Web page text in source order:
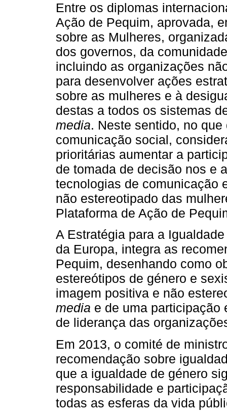
Entre os diplomas
Ação de Pequim, aprovada,
sobre as Mulheres,
dos governos, da
incluindo as organizações
para desenvolver ações
sobre as mulheres e à
destas a todos os sistemas
media. Neste sentido, no
comunicação social,
prioritárias aumentar a
de tomada de decisão nos e
tecnologias de comunicação
não estereotipado das
Plataforma de Ação de
A Estratégia para a
da Europa, integra as
Pequim, desenhando como
estereótipos de género e
imagem positiva e não
media e de uma participação
de liderança das
Em 2013, o comité de
recomendação sobre
que a igualdade de género
responsabilidade e
todas as esferas da vida